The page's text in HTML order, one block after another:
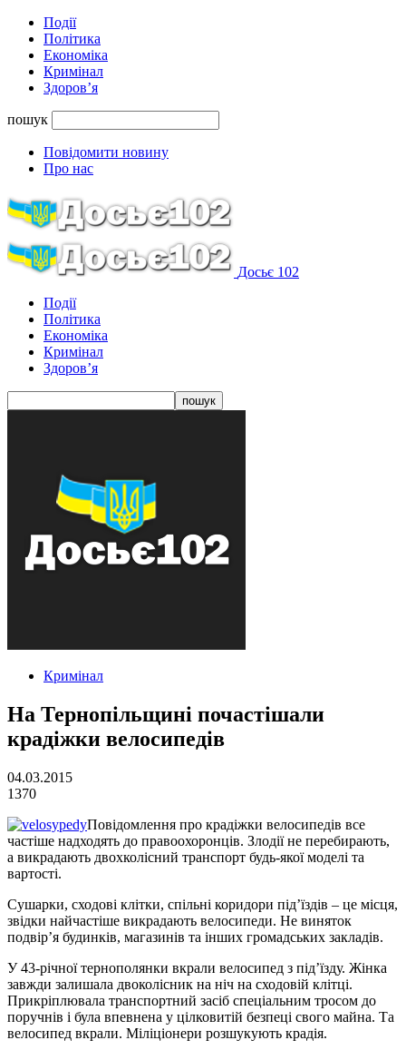
Події
Політика
Економіка
Кримінал
Здоров’я
пошук
Повідомити новину
Про нас
Досьє 102
Події
Політика
Економіка
Кримінал
Здоров’я
Кримінал
На Тернопільщині почастішали
крадіжки велосипедів
04.03.2015
1370
Повідомлення про крадіжки велосипедів все
частіше надходять до правоохоронців. Злодії не перебирають,
а викрадають двохколісний транспорт будь-якої моделі та
вартості.
Сушарки, сходові клітки, спільні коридори під’їздів – це місця,
звідки найчастіше викрадають велосипеди. Не виняток
подвір’я будинків, магазинів та інших громадських закладів.
У 43-річної тернополянки вкрали велосипед з під’їзду. Жінка
завжди залишала двоколісник на ніч на сходовій клітці.
Прикріплювала транспортний засіб спеціальним тросом до
поручнів і була впевнена у цілковитій безпеці свого майна. Та
велосипед вкрали. Міліціонери розшукують крадія.